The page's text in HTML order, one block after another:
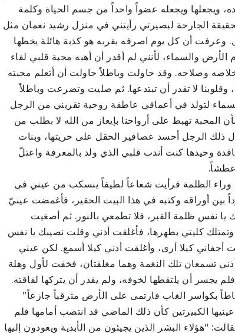
ويجعلها ويجعله عضواً واحداً من جسم الحياة وكلمة
الجارحة لبصيرتي رأيتني في منزل رشيد نعمان مثل
وعرفت أن كل يوم اصرفه بقربه هو كذبة هائلة يخطها
والسماء، لأنني لم أقدر أن أهبه محبة قلبي لقاء
وصلاحه. وقد حاولت وباطلاً حاولت أن أتعلم محبته
وقلوبنا لا تقدر أن تبتدعها. ثم صليت وتضرعت وباطلاً
لتولد في أعماقي عاطفة روحية تقربني من الرجل
المحبة تهبط على أرواحنا بإيعاز من الله لا بطلب من
ذلك الرجل أحسد عصافير الحقل على حريتها، وبنات
وحيدها كنت أندب قلبي الذي ولد بالمعرفة واعتلّ
وراء الظلمة فرأيت شعاعاً لطيفاً ينسكب من عيني فى
بين أوراقه وكتبه في هذا البيت الحقير، فأغمضت عينيّ
نفس ظلمة القبر، فلا تطمعي بالنور. ثم أصغيت
كليتي بطهرها، فأغلقت أذني وقلت نصيبك يا نفس
أجفاني كيلا أرى، وأغلقت أذني كيلا أسمع. لكن عيني
تسمعان تلك النغمة وهما مغلقتان، فخفت لأول وهلة
أن يلتقطها لخوفه، ولم يقدر أن يتركها لفاقته.
بكواسر الغاب فارتمى على الأرض مترقباً جازعاً”
الكبيرتين كأن ذلك الماضي قد انتصب أمامها فلم
“هؤلاء البشر الذين يجيئون من الأبدية ويعودون إليها